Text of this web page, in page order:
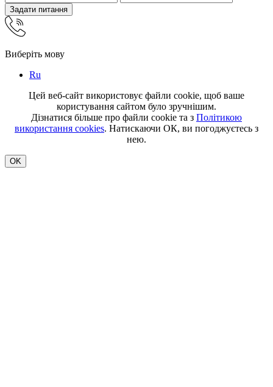
Задати питання
Виберіть мову
Ru
Цей веб-сайт використовує файли cookie, щоб ваше
користування сайтом було зручнішим.
Дізнатися більше про файли cookie та з Політикою
використання cookies. Натискаючи ОК, ви погоджуєтесь з
нею.
OK